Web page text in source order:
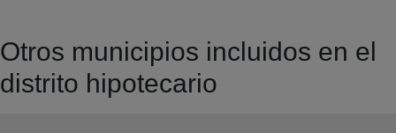
Otros municipios incluidos en el
distrito hipotecario